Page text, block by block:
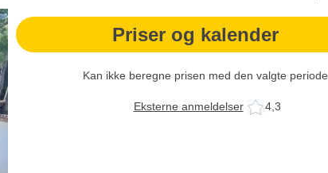
Priser og kalender
Kan ikke beregne prisen med den valgte periode.
Eksterne anmeldelser 4,3